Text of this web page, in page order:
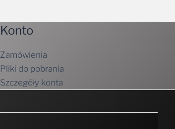
Konto
Zamówienia
Pliki do pobrania
Szczegóły konta